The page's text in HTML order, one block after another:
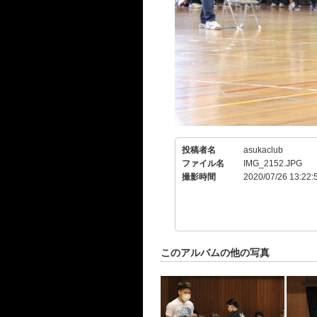
投稿者名
asukaclub
ファイル名
IMG_2152.JPG
撮影時間
2020/07/26
このアルバムの他の写真